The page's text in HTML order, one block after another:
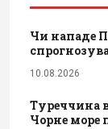
Чи нападе
10.08.2026
Туреччина
Чорне море